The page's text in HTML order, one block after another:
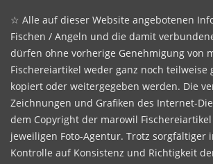
☆ Alle auf dieser Website angebotenen
Fischen / Angeln und die damit
dürfen ohne vorherige Genehmigung von
Fischereiartikel weder ganz noch teilweise
kopiert oder weitergegeben werden. Die
Zeichnungen und Grafiken des Internet-
dem Copyright der marowil
jeweiligen Foto-Agentur. Trotz sorgfältiger
Kontrolle auf Konsistenz und Richtigkeit